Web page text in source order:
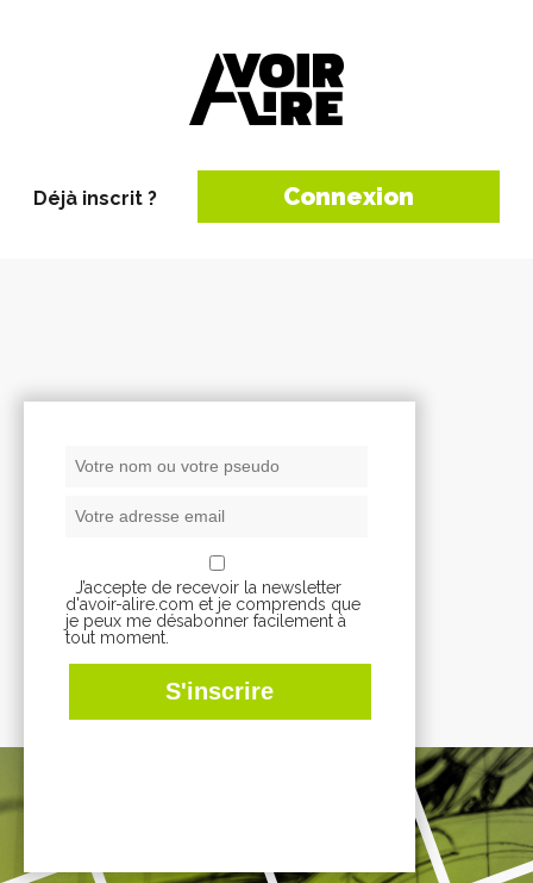
Déjà inscrit ? Connexion
J’accepte de recevoir la newsletter
d'avoir-alire.com et je comprends que
je peux me désabonner facilement à
tout moment.